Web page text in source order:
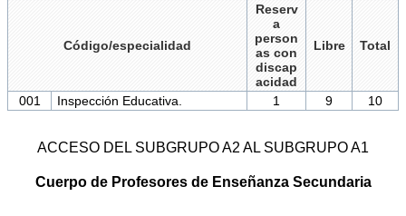
Código/especialidad
Reserv
a
person
as con
discap
acidad
Libre Total
001 Inspección Educativa. 1 9 10
ACCESO DEL SUBGRUPO A2 AL SUBGRUPO A1
Cuerpo de Profesores de Enseñanza Secundaria